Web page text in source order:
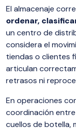
El almacenaje
ordenar,
un centro de
considera el
tiendas o clientes
articulan
retrasos ni
En operaciones
coordinación
cuellos de botella,